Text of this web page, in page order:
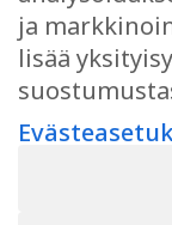
ja
lisää